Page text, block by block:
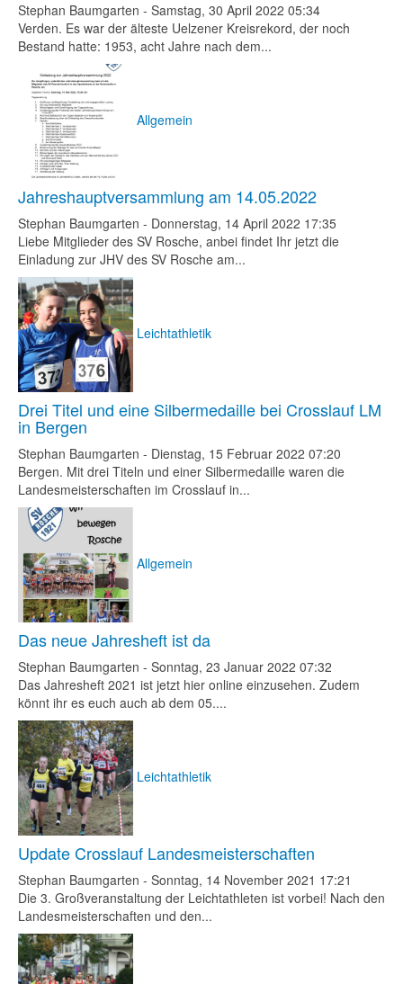
Stephan Baumgarten - Samstag, 30 April 2022 05:34
Verden. Es war der älteste Uelzener Kreisrekord, der noch
Bestand hatte: 1953, acht Jahre nach dem...
Allgemein
Jahreshauptversammlung am 14.05.2022
Stephan Baumgarten - Donnerstag, 14 April 2022 17:35
Liebe Mitglieder des SV Rosche, anbei findet Ihr jetzt die
Einladung zur JHV des SV Rosche am...
Leichtathletik
Drei Titel und eine Silbermedaille bei Crosslauf LM
in Bergen
Stephan Baumgarten - Dienstag, 15 Februar 2022 07:20
Bergen. Mit drei Titeln und einer Silbermedaille waren die
Landesmeisterschaften im Crosslauf in...
Allgemein
Das neue Jahresheft ist da
Stephan Baumgarten - Sonntag, 23 Januar 2022 07:32
Das Jahresheft 2021 ist jetzt hier online einzusehen. Zudem
könnt ihr es euch auch ab dem 05....
Leichtathletik
Update Crosslauf Landesmeisterschaften
Stephan Baumgarten - Sonntag, 14 November 2021 17:21
Die 3. Großveranstaltung der Leichtathleten ist vorbei! Nach den
Landesmeisterschaften und den...